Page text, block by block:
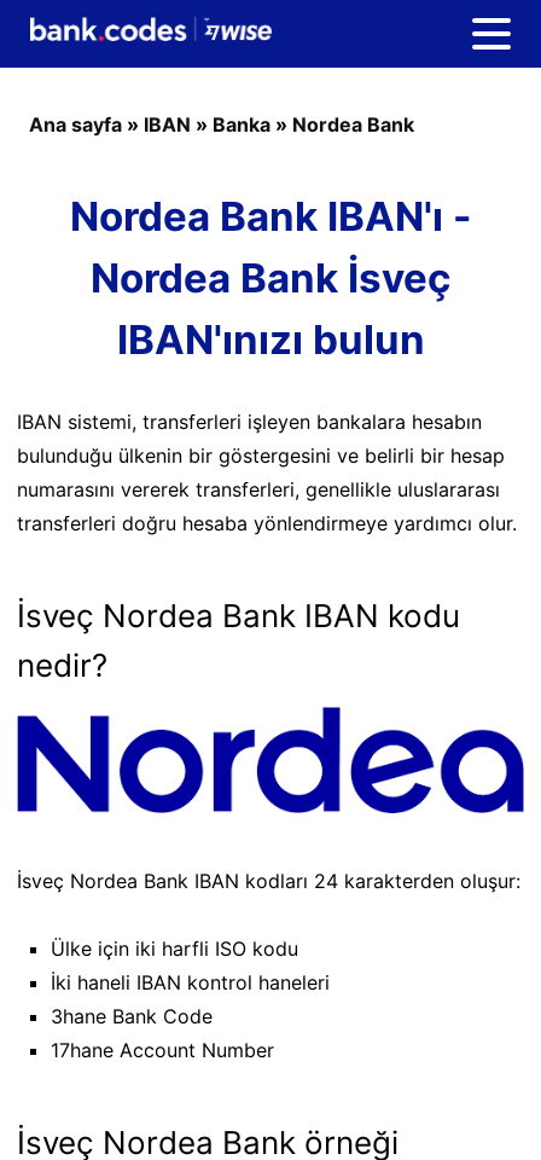
Ana sayfa » IBAN » Banka » Nordea Bank
Nordea Bank IBAN'ı -
Nordea Bank İsveç
IBAN'ınızı bulun
IBAN sistemi, transferleri işleyen bankalara hesabın
bulunduğu ülkenin bir göstergesini ve belirli bir hesap
numarasını vererek transferleri, genellikle uluslararası
transferleri doğru hesaba yönlendirmeye yardımcı olur.
İsveç Nordea Bank IBAN kodu
nedir?
İsveç Nordea Bank IBAN kodları 24 karakterden oluşur:
Ülke için iki harfli ISO kodu
İki haneli IBAN kontrol haneleri
3hane Bank Code
17hane Account Number
İsveç Nordea Bank örneği